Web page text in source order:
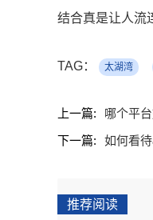
结合真是让人流
TAG： 太湖湾
上一篇:
哪个平
下一篇:
如何看
推荐阅读